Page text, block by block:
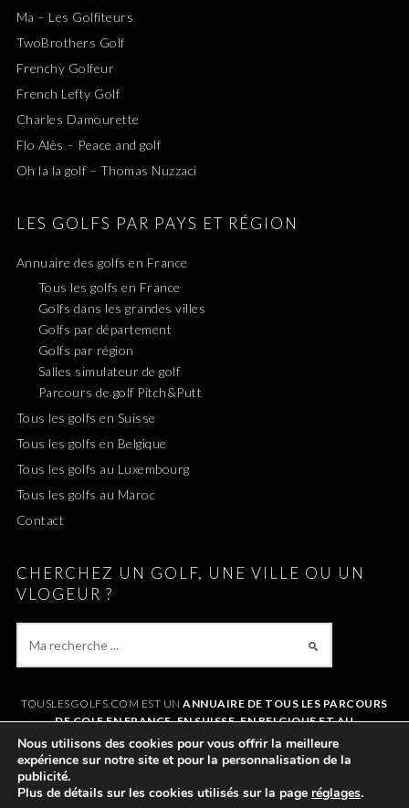
Ma – Les Golfiteurs
TwoBrothers Golf
Frenchy Golfeur
French Lefty Golf
Charles Damourette
Flo Alès – Peace and golf
Oh la la golf – Thomas Nuzzaci
LES GOLFS PAR PAYS ET RÉGION
Annuaire des golfs en France
Tous les golfs en France
Golfs dans les grandes villes
Golfs par département
Golfs par région
Salles simulateur de golf
Parcours de golf Pitch&Putt
Tous les golfs en Suisse
Tous les golfs en Belgique
Tous les golfs au Luxembourg
Tous les golfs au Maroc
Contact
CHERCHEZ UN GOLF, UNE VILLE OU UN
VLOGEUR ?
TOUSLESGOLFS.COM EST UNANNUAIRE DE TOUS LES PARCOURS
DE GOLF EN FRANCE, EN SUISSE, EN BELGIQUE ET AU
LUXEMBOURG
. IL VOUS PERMET DE TROUVER UN GOLF AUTOUR DE
CHEZVOUS OU LORS DE VOS VACANCES. LE SITE RÉFÉRENCE
ÉGALEMENT
POPULAIRES
Nous utilisons des cookies pour vous offrir la meilleure
expérience sur notre site et pour la personnalisation de la
publicité.
Plus de détails sur les cookies utilisés sur la page réglages.